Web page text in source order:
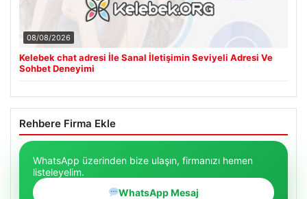
08/08/2026
Kelebek chat adresi İle Sanal İletişimin Seviyeli Adresi Ve
Sohbet Deneyimi
Rehbere Firma Ekle
WhatsApp üzerinden bize ulaşın, firmanızı hemen
listeleyelim.
WhatsApp Mesaj